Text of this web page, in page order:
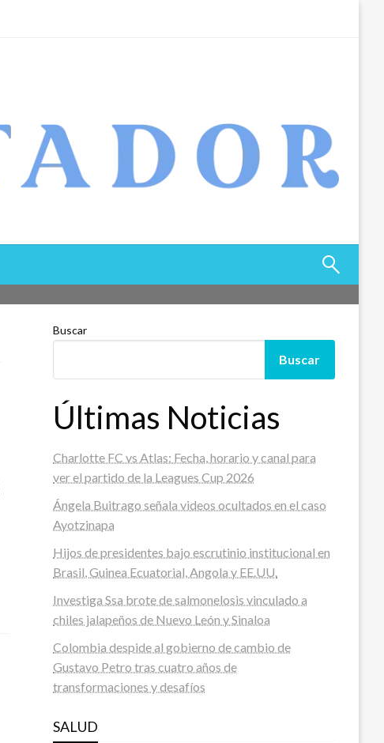
Buscar
Buscar
Últimas Noticias
Charlotte FC vs Atlas: Fecha, horario y canal para
ver el partido de la Leagues Cup 2026
Ángela Buitrago señala videos ocultados en el caso
Ayotzinapa
Hijos de presidentes bajo escrutinio institucional en
Brasil, Guinea Ecuatorial, Angola y EE.UU.
Investiga Ssa brote de salmonelosis vinculado a
chiles jalapeños de Nuevo León y Sinaloa
Colombia despide al gobierno de cambio de
Gustavo Petro tras cuatro años de
transformaciones y desafíos
SALUD